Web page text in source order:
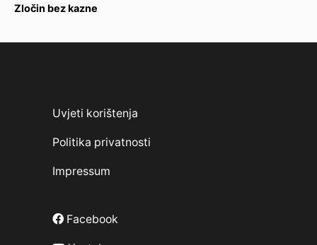
Zločin bez kazne
Uvjeti korištenja
Politika privatnosti
Impressum
Facebook